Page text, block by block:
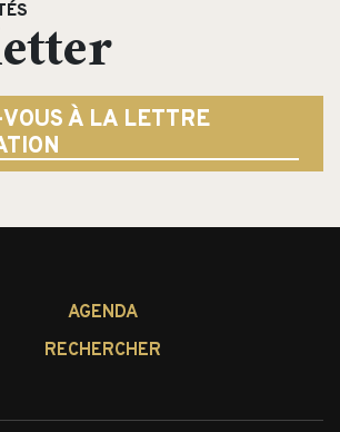
À LA LETTRE
AGENDA
RECHERCHER